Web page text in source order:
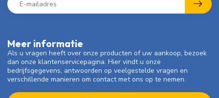
Meer informatie
Als u vragen heeft over onze producten of uw aankoop, bezoek
dan onze klantenservicepagina. Hier vindt u onze
bedrijfsgegevens, antwoorden op veelgestelde vragen en
verschillende manieren om contact met ons op te nemen.